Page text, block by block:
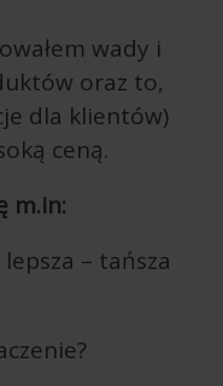
wady i
oraz to,
dla klientów)
ceną.
m.in:
– tańsza